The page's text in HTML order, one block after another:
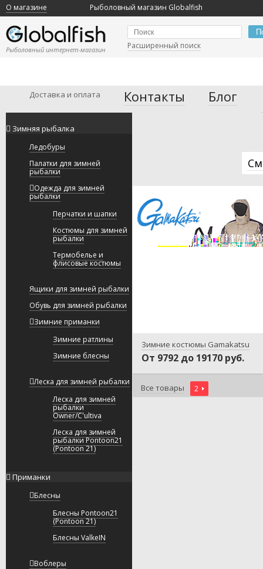
О магазине Рыболовный магазин Globalfish
Рыболовный интернет-магазин Расширенный поиск
Доставка и оплата Контакты Блог
Зимние костюмы Gamakatsu
От 9792 до 19170 руб.
Все товары 2
Зимняя рыбалка
Ледобуры
Палатки для зимней
рыбалки
Одежда для зимней
рыбалки
Перчатки и шапки
Костюмы для зимней
рыбалки
Термобелье и
флисовые костюмы
Ящики для зимней рыбалки
Обувь для зимней рыбалки
Зимние приманки
Зимние ратлины
Зимние блесны
Леска для зимней рыбалки
Леска для зимней
рыбалки
Owner/C'ultiva
Леска для зимней
рыбалки Pontoon21
(Pontoon 21)
Приманки
Блесны
Блесны Pontoon21
(Pontoon 21)
Блесны ValkeIN
Воблеры